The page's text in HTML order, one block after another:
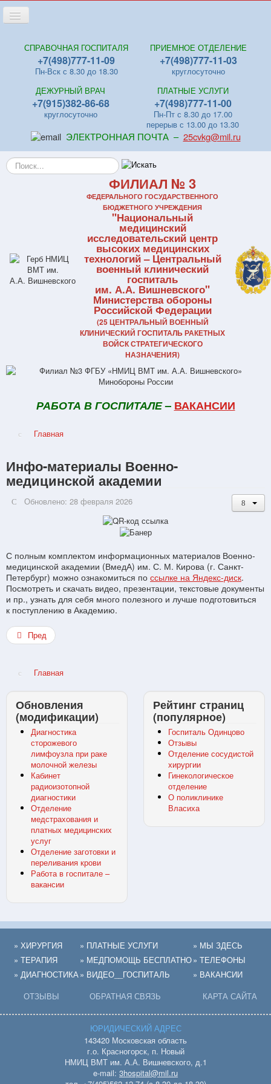
Переключить
навигацию
Новости
Отделения
Поликлиники
Контакты
СПРАВОЧНАЯ ГОСПИТАЛЯ
+7(498)777-11-09
Пн-Вск с 8.30 до 18.30
ПРИЕМНОЕ ОТДЕЛЕНИЕ
+7(498)777-11-03
круглосуточно
ДЕЖУРНЫЙ ВРАЧ
+7(915)382-86-68
круглосуточно
ПЛАТНЫЕ УСЛУГИ
+7(498)777-11-00
Пн-Пт с 8.30 до 17.00
перерыв с 13.00 до 13.30
ЭЛЕКТРОННАЯ ПОЧТА – 25cvkg@mil.ru
Искать...
ФИЛИАЛ № 3
ФЕДЕРАЛЬНОГО ГОСУДАРСТВЕННОГО
БЮДЖЕТНОГО УЧРЕЖДЕНИЯ
"Национальный
медицинский
исследовательский центр
высоких медицинских
технологий – Центральный
военный клинический
госпиталь
им. А.А. Вишневского"
Министерства обороны
Российской Федерации
(25 ЦЕНТРАЛЬНЫЙ ВОЕННЫЙ
КЛИНИЧЕСКИЙ ГОСПИТАЛЬ РАКЕТНЫХ
ВОЙСК СТРАТЕГИЧЕСКОГО
НАЗНАЧЕНИЯ)
РАБОТА В ГОСПИТАЛЕ– ВАКАНСИИ
Главная
Инфо-материалы Военно-
медицинской академии
Обновлено: 28 февраля 2026
С полным комплектом информационных материалов Военно-
медицинской академии (ВмедА) им. С. М. Кирова (г. Санкт-
Петербург) можно ознакомиться по ссылке на Яндекс-диск.
Посмотреть и скачать видео, презентации, текстовые документы
и пр., узнать для себя много полезного и лучше подготовиться
к поступлению в Академию.
Пред
Главная
Обновления
(модификации)
Диагностика
сторожевого
лимфоузла при раке
молочной железы
Кабинет
радиоизотопной
диагностики
Отделение
медстрахования и
платных медицинских
услуг
Отделение заготовки и
переливания крови
Работа в госпитале –
вакансии
Рейтинг страниц
(популярное)
Госпиталь Одинцово
Отзывы
Отделение сосудистой
хирургии
Гинекологическое
отделение
О поликлинике
Власиха
» ХИРУРГИЯ
» ТЕРАПИЯ
» ДИАГНОСТИКА
ОТЗЫВЫ
» ПЛАТНЫЕ УСЛУГИ
» МЕДПОМОЩЬ БЕСПЛАТНО
» ВИДЕО__ГОСПИТАЛЬ
ОБРАТНАЯ СВЯЗЬ
» МЫ ЗДЕСЬ
» ТЕЛЕФОНЫ
» ВАКАНСИИ
КАРТА САЙТА
ЮРИДИЧЕСКИЙ АДРЕС
143420 Московская область
г.о. Красногорск, п. Новый
НМИЦ ВМТ им. А.А. Вишневского, д.1
e-mail: 3hospital@mil.ru